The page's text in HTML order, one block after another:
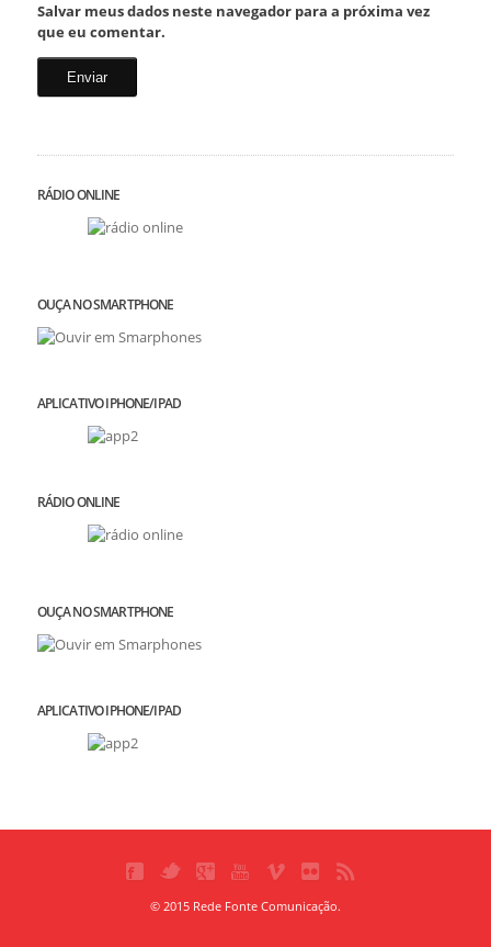
Salvar meus dados neste navegador para a próxima vez
que eu comentar.
RÁDIO ONLINE
OUÇA NO SMARTPHONE
APLICATIVO IPHONE/IPAD
RÁDIO ONLINE
OUÇA NO SMARTPHONE
APLICATIVO IPHONE/IPAD
© 2015 Rede Fonte Comunicação.